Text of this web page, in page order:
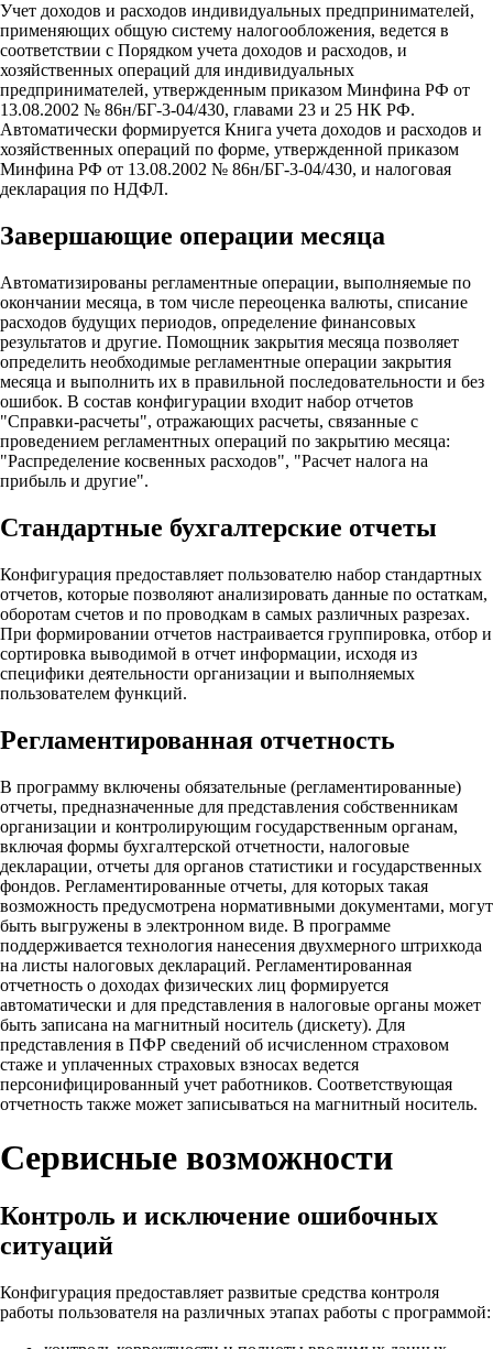
Учет доходов и расходов индивидуальных предпринимателей,
применяющих общую систему налогообложения, ведется в
соответствии с Порядком учета доходов и расходов, и
хозяйственных операций для индивидуальных
предпринимателей, утвержденным приказом Минфина РФ от
13.08.2002 № 86н/БГ-3-04/430, главами 23 и 25 НК РФ.
Автоматически формируется Книга учета доходов и расходов и
хозяйственных операций по форме, утвержденной приказом
Минфина РФ от 13.08.2002 № 86н/БГ-3-04/430, и налоговая
декларация по НДФЛ.
Завершающие операции месяца
Автоматизированы регламентные операции, выполняемые по
окончании месяца, в том числе переоценка валюты, списание
расходов будущих периодов, определение финансовых
результатов и другие. Помощник закрытия месяца позволяет
определить необходимые регламентные операции закрытия
месяца и выполнить их в правильной последовательности и без
ошибок. В состав конфигурации входит набор отчетов
"Справки-расчеты", отражающих расчеты, связанные с
проведением регламентных операций по закрытию месяца:
"Распределение косвенных расходов", "Расчет налога на
прибыль и другие".
Стандартные бухгалтерские отчеты
Конфигурация предоставляет пользователю набор стандартных
отчетов, которые позволяют анализировать данные по остаткам,
оборотам счетов и по проводкам в самых различных разрезах.
При формировании отчетов настраивается группировка, отбор и
сортировка выводимой в отчет информации, исходя из
специфики деятельности организации и выполняемых
пользователем функций.
Регламентированная отчетность
В программу включены обязательные (регламентированные)
отчеты, предназначенные для представления собственникам
организации и контролирующим государственным органам,
включая формы бухгалтерской отчетности, налоговые
декларации, отчеты для органов статистики и государственных
фондов. Регламентированные отчеты, для которых такая
возможность предусмотрена нормативными документами, могут
быть выгружены в электронном виде. В программе
поддерживается технология нанесения двухмерного штрихкода
на листы налоговых деклараций. Регламентированная
отчетность о доходах физических лиц формируется
автоматически и для представления в налоговые органы может
быть записана на магнитный носитель (дискету). Для
представления в ПФР сведений об исчисленном страховом
стаже и уплаченных страховых взносах ведется
персонифицированный учет работников. Соответствующая
отчетность также может записываться на магнитный носитель.
Сервисные возможности
Контроль и исключение ошибочных
ситуаций
Конфигурация предоставляет развитые средства контроля
работы пользователя на различных этапах работы с программой: